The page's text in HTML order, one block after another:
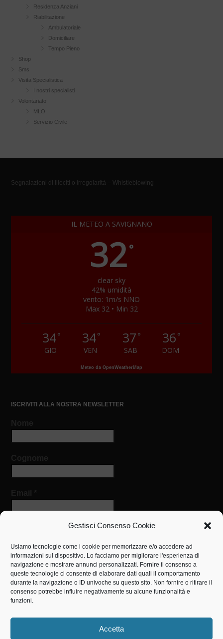
Gestisci Consenso Cookie
Usiamo tecnologie come i cookie per memorizzare e/o accedere ad
informazioni sul dispositivo. Lo facciamo per migliorare l'esperienza di
navigazione e mostrare annunci personalizzati. Fornire il consenso a
queste tecnologie ci consente di elaborare dati quali il comportamento
durante la navigazione o ID univoche su questo sito. Non fornire o ritirare il
consenso potrebbe influire negativamente su alcune funzionalità e
funzioni.
Accetta
Residenza Anziani
Riabilitazione
Ambulatoriale
Domiciliare
Tempo Pieno
Shop
Sms
Visita Specialistica
I nostri specialisti
Volontariato
MLO
Servizio Civile
Segnalazioni di illeciti o irregolarità – Whistleblowing
IL METEO A SAVIGNANO
32°
clear sky
42% umidità
vento: 1m/s NNO
Max 32 • Min 32
34°
GIO
34°
VEN
37 °
SAB
36 °
DOM
Meteo da OpenWeatherMap
ISCRIVITI ALLA NOSTRA NEWSLETTER
IL NOSTRO INDIRIZZO
Centro Medico Sociale
0825867036
cms.savignano@operadonorione.it